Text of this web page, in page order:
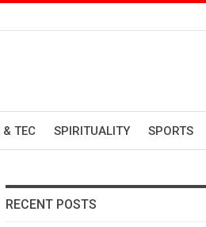
& TEC SPIRITUALITY SPORTS
RECENT POSTS